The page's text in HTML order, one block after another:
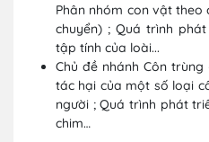
Phân nhóm con vật theo
chuyển) ; Quá trình
tập tính của loài...
Chủ đề nhánh Côn
tác hại của một số loại
người ; Quá trình phát
chim…